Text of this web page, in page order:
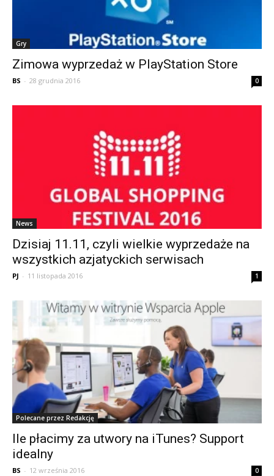
Gry
Zimowa wyprzedaż w PlayStation Store
BS - 28 grudnia 2016 0
News
Dzisiaj 11.11, czyli wielkie wyprzedaże na
wszystkich azjatyckich serwisach
PJ - 11 listopada 2016 1
Polecane przez Redakcję
Ile płacimy za utwory na iTunes? Support
idealny
BS - 12 września 2016 0